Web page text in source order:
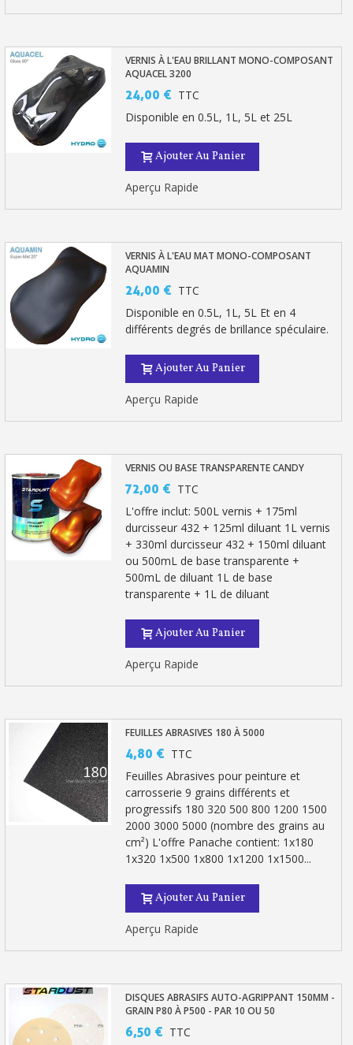
VERNIS À L'EAU BRILLANT MONO-COMPOSANT
AQUACEL 3200
24,00 € TTC
Disponible en 0.5L, 1L, 5L et 25L
Ajouter Au Panier
Aperçu Rapide
VERNIS À L'EAU MAT MONO-COMPOSANT
AQUAMIN
24,00 € TTC
Disponible en 0.5L, 1L, 5L Et en 4
différents degrés de brillance spéculaire.
Ajouter Au Panier
Aperçu Rapide
VERNIS OU BASE TRANSPARENTE CANDY
72,00 € TTC
L'offre inclut: 500L vernis + 175ml
durcisseur 432 + 125ml diluant 1L vernis
+ 330ml durcisseur 432 + 150ml diluant
ou 500mL de base transparente +
500mL de diluant 1L de base
transparente + 1L de diluant
Ajouter Au Panier
Aperçu Rapide
FEUILLES ABRASIVES 180 À 5000
4,80 € TTC
Feuilles Abrasives pour peinture et
carrosserie 9 grains différents et
progressifs 180 320 500 800 1200 1500
2000 3000 5000 (nombre des grains au
cm²) L'offre Panache contient: 1x180
1x320 1x500 1x800 1x1200 1x1500...
Ajouter Au Panier
Aperçu Rapide
DISQUES ABRASIFS AUTO-AGRIPPANT 150MM -
GRAIN P80 À P500 - PAR 10 OU 50
6,50 € TTC